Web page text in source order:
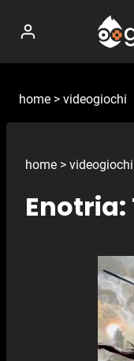
contenuto
home > videogiochi
home > videogiochi
Enotria: